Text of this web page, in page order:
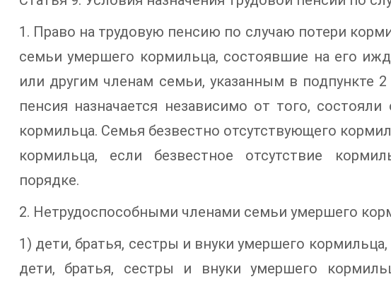
1. Право на трудовую пенсию по случаю потери
семьи умершего кормильца, состоявшие на его
или другим членам семьи, указанным в подпункте 2
пенсия назначается независимо от того,
кормильца. Семья безвестно отсутствующего
кормильца, если безвестное отсутствие
порядке.
2. Нетрудоспособными членами семьи умершего
1) дети, братья, сестры и внуки умершего
дети, братья, сестры и внуки умершего